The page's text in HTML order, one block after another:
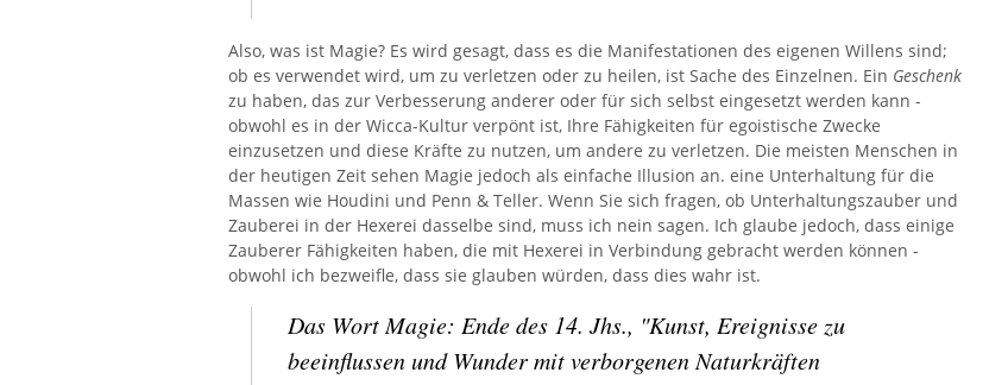
Also, was ist Magie? Es wird gesagt, dass es die Manifestationen des eigenen Willens sind;
ob es verwendet wird, um zu verletzen oder zu heilen, ist Sache des Einzelnen. Ein Geschenk
zu haben, das zur Verbesserung anderer oder für sich selbst eingesetzt werden kann -
obwohl es in der Wicca-Kultur verpönt ist, Ihre Fähigkeiten für egoistische Zwecke
einzusetzen und diese Kräfte zu nutzen, um andere zu verletzen. Die meisten Menschen in
der heutigen Zeit sehen Magie jedoch als einfache Illusion an. eine Unterhaltung für die
Massen wie Houdini und Penn & Teller. Wenn Sie sich fragen, ob Unterhaltungszauber und
Zauberei in der Hexerei dasselbe sind, muss ich nein sagen. Ich glaube jedoch, dass einige
Zauberer Fähigkeiten haben, die mit Hexerei in Verbindung gebracht werden können -
obwohl ich bezweifle, dass sie glauben würden, dass dies wahr ist.
Das Wort Magie: Ende des 14. Jhs., "Kunst, Ereignisse zu
beeinflussen und Wunder mit verborgenen Naturkräften